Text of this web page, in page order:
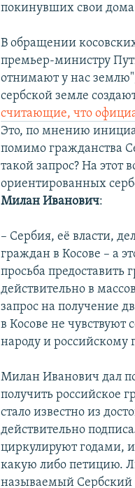
покинувших свои
В обращении
премьер-министру
отнимают у нас
сербской земле
считающие, что
Это, по мнению
помимо гражданства
такой запрос? На этот
ориентированных
Милан Иванович:
– Сербия, её власти,
граждан в Косове – а
просьба предоставить
действительно в
запрос на получение
в Косове не чувствуют
народу и российскому
Милан Иванович дал
получить российское
стало известно из
действительно
циркулируют годами,
какую либо петицию.
называемый Сербский